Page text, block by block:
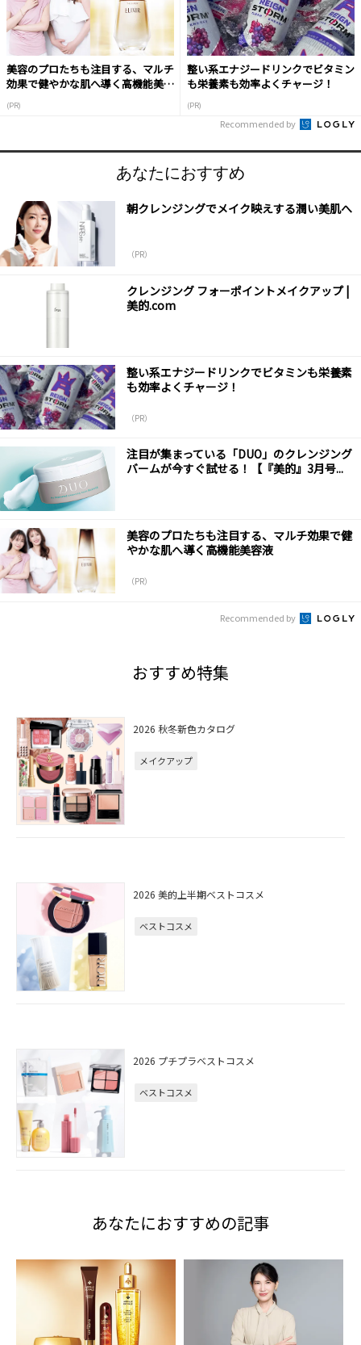
美容のプロたちも注目する、マルチ
効果で健やかな肌へ導く高機能美容
(PR)
整い系エナジードリンクでビタミン
も栄養素も効率よくチャージ！
(PR)
Recommended by
あなたにおすすめ
朝クレンジングでメイク映えする潤い美肌へ
（PR）
クレンジング フォーポイントメイクアップ |
美的.com
整い系エナジードリンクでビタミンも栄養素
も効率よくチャージ！
（PR）
注目が集まっている「DUO」のクレンジング
バームが今すぐ試せる！【『美的』3月号...
美容のプロたちも注目する、マルチ効果で健
やかな肌へ導く高機能美容液
（PR）
Recommended by
おすすめ特集
2026 秋冬新色カタログ
メイクアップ
2026 美的上半期ベストコスメ
ベストコスメ
2026 プチプラベストコスメ
ベストコスメ
あなたにおすすめの記事